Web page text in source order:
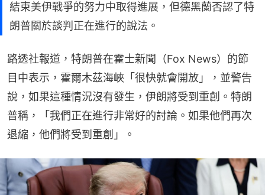
結束美伊戰爭的努力中取得進展，但德黑蘭否認了特
朗普關於談判正在進行的說法。
路透社報道，特朗普在霍士新聞（Fox News）的節
目中表示，霍爾木茲海峽「很快就會開放」，並警告
說，如果這種情況沒有發生，伊朗將受到重創。特朗
普稱，「我們正在進行非常好的討論。如果他們再次
退縮，他們將受到重創」。